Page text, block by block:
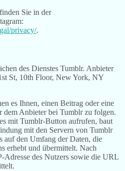
Sie in der
privacy/.
des Dienstes Tumblr. Anbieter
St, 10th Floor, New York, NY
es Ihnen, einen Beitrag oder eine
dem Anbieter bei Tumblr zu folgen.
mit Tumblr-Button aufrufen, baut
mit den Servern von Tumblr
auf den Umfang der Daten, die
erhebt und übermittelt. Nach
Adresse des Nutzers sowie die URL